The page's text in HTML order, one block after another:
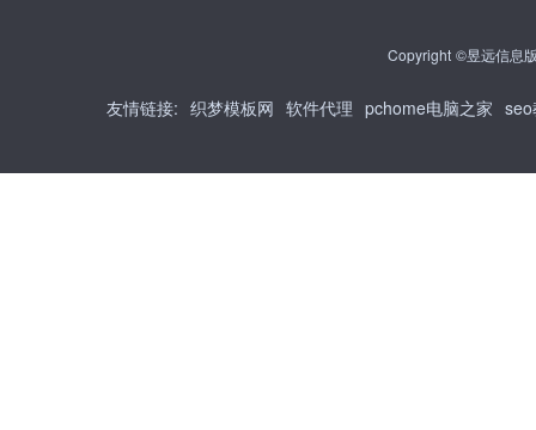
Copyright ©昱远信息
友情链接: 织梦模板网 软件代理 pchome电脑之家